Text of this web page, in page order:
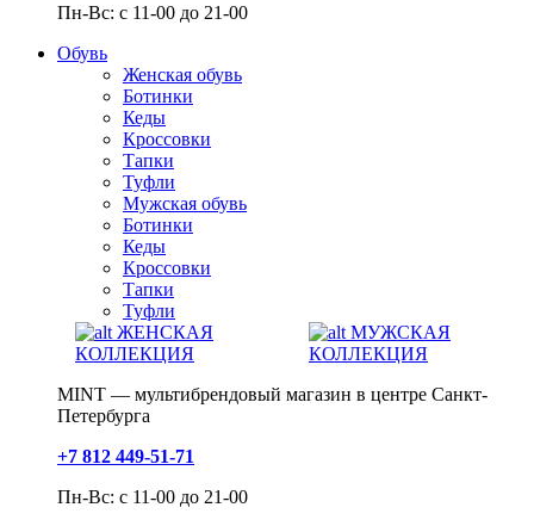
Пн-Вс: с 11-00 до 21-00
Обувь
Женская обувь
Ботинки
Кеды
Кроссовки
Тапки
Туфли
Мужская обувь
Ботинки
Кеды
Кроссовки
Тапки
Туфли
ЖЕНСКАЯ
КОЛЛЕКЦИЯ
МУЖСКАЯ
КОЛЛЕКЦИЯ
MINT — мультибрендовый магазин в центре Санкт-
Петербурга
+7 812 449-51-71
Пн-Вс: с 11-00 до 21-00